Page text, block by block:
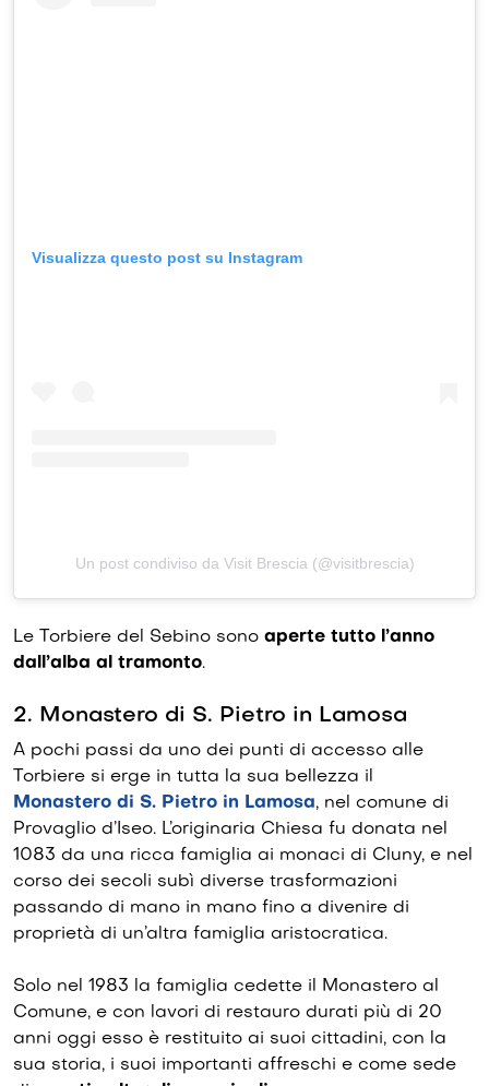
Visualizza questo post su Instagram
Un post condiviso da Visit Brescia (@visitbrescia)
Le Torbiere del Sebino sono aperte tutto l’anno
dall’alba al tramonto.
2. Monastero di S. Pietro in Lamosa
A pochi passi da uno dei punti di accesso alle
Torbiere si erge in tutta la sua bellezza il
Monastero di S. Pietro in Lamosa, nel comune di
Provaglio d’Iseo. L’originaria Chiesa fu donata nel
1083 da una ricca famiglia ai monaci di Cluny, e nel
corso dei secoli subì diverse trasformazioni
passando di mano in mano fino a divenire di
proprietà di un’altra famiglia aristocratica.
Solo nel 1983 la famiglia cedette il Monastero al
Comune, e con lavori di restauro durati più di 20
anni oggi esso è restituito ai suoi cittadini, con la
sua storia, i suoi importanti affreschi e come sede